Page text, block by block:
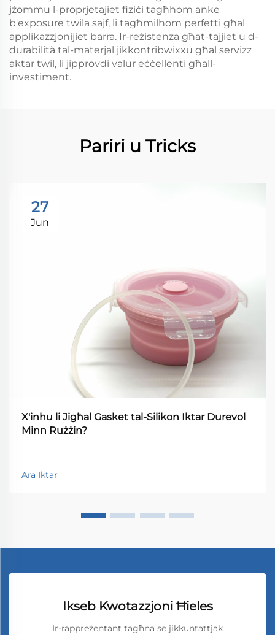
jżommu l-proprjetajiet fiziċi tagħhom anke
b'exposure twila sajf, li tagħmilhom perfetti għal
applikazzjonijiet barra. Ir-reżistenza għat-tajjiet u d-
durabilità tal-materjal jikkontribwixxu għal servizz
aktar twil, li jipprovdi valur eċċellenti għall-
investiment.
Pariri u Tricks
27
Jun
X'inhu li Jigħal Gasket tal-Silikon Iktar Durevol
Minn Rużżin?
Ara Iktar
Ikseb Kwotazzjoni Ħieles
Ir-rappreżentant tagħna se jikkuntattjak